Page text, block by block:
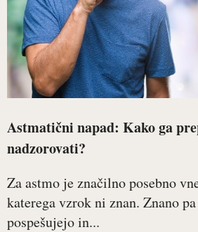
Astmatični napad: Kako ga
nadzorovati?
Za astmo je značilno posebno
katerega vzrok ni znan. Znano
pospešujejo in...